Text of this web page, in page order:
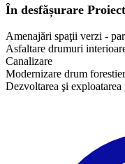
În desfășurare
Amenajări spaţii verzi -
Asfaltare drumuri
Canalizare
Modernizare drum
Dezvoltarea şi